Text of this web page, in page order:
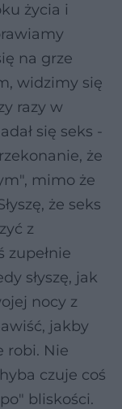
życia i
na grze
widzimy się
razy w
się seks -
że
mimo że
że seks
z
zupełnie
słyszę, jak
nocy z
jakby
robi. Nie
czuje coś
bliskości.